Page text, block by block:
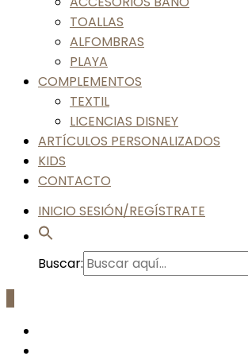
TOALLAS
ALFOMBRAS
PLAYA
COMPLEMENTOS
TEXTIL
LICENCIAS DISNEY
ARTÍCULOS PERSONALIZADOS
KIDS
CONTACTO
INICIO SESIÓN/REGÍSTRATE
Buscar: